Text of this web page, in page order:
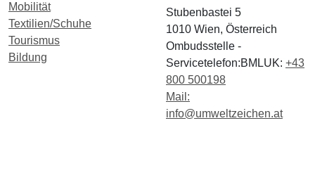
Mobilität
Textilien/Schuhe
Tourismus
Bildung
Stubenbastei 5
1010 Wien, Österreich
Ombudsstelle -
Servicetelefon:BMLUK: +43
800 500198
Mail:
info@umweltzeichen.at